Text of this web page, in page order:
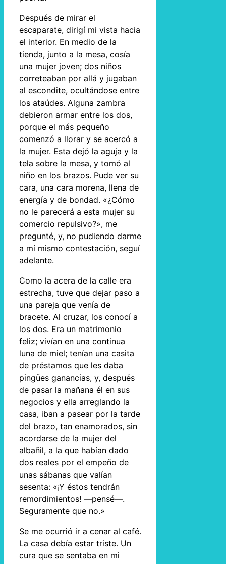
Después de mirar el
escaparate, dirigí mi vista hacia
el interior. En medio de la
tienda, junto a la mesa, cosía
una mujer joven; dos niños
correteaban por allá y jugaban
al escondite, ocultándose entre
los ataúdes. Alguna zambra
debieron armar entre los dos,
porque el más pequeño
comenzó a llorar y se acercó a
la mujer. Esta dejó la aguja y la
tela sobre la mesa, y tomó al
niño en los brazos. Pude ver su
cara, una cara morena, llena de
energía y de bondad. «¿Cómo
no le parecerá a esta mujer su
comercio repulsivo?», me
pregunté, y, no pudiendo darme
a mí mismo contestación, seguí
adelante.
Como la acera de la calle era
estrecha, tuve que dejar paso a
una pareja que venía de
bracete. Al cruzar, los conocí a
los dos. Era un matrimonio
feliz; vivían en una continua
luna de miel; tenían una casita
de préstamos que les daba
pingües ganancias, y, después
de pasar la mañana él en sus
negocios y ella arreglando la
casa, iban a pasear por la tarde
del brazo, tan enamorados, sin
acordarse de la mujer del
albañil, a la que habían dado
dos reales por el empeño de
unas sábanas que valían
sesenta: «¡Y éstos tendrán
remordimientos! —pensé—.
Seguramente que no.»
Se me ocurrió ir a cenar al café.
La casa debía estar triste. Un
cura que se sentaba en mi